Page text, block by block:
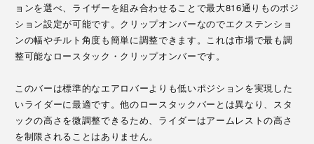
ョンを選べ、ライザーを組み合わせることで最大816通りものポジ
ション設定が可能です。クリップオンバーなのでエクステンショ
ンの幅やチルト角度も簡単に調整できます。これは市場で最も調
整可能なロースタック・クリップオンバーです。
このバーは標準的なエアロバーよりも低いポジションを実現した
いライダーに最適です。他のロースタックバーとは異なり、スタ
ックの高さを微調整できるため、ライダーはアームレストの高さ
を制限されることはありません。